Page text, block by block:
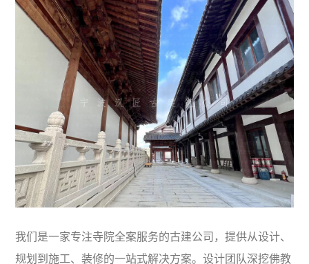
我们是一家专注寺院全案服务的古建公司，提供从设计、
规划到施工、装修的一站式解决方案。设计团队深挖佛教